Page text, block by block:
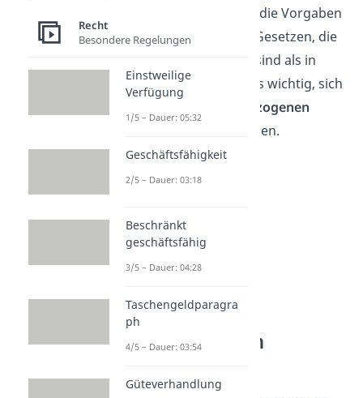
vielen Fällen richten sich die Vorgaben
daher nach den lokalen Gesetzen, die
manchmal großzügiger sind als in
Deutschland. Daher ist es wichtig, sich
länderbezogenen
zu informieren.
Ab wann ist man
Recht
Besondere Regelungen
Einstweilige
Verfügung
1/5 – Dauer: 05:32
Geschäftsfähigkeit
2/5 – Dauer: 03:18
Beschränkt
geschäftsfähig
3/5 – Dauer: 04:28
Taschengeldparagra
ph
4/5 – Dauer: 03:54
Güteverhandlung